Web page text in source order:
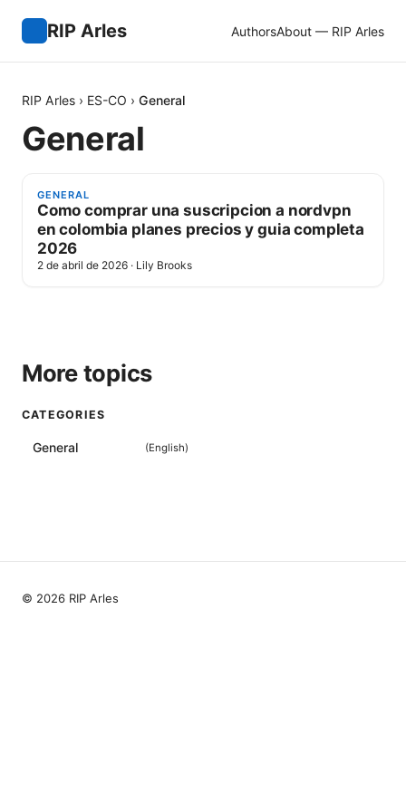
RIP Arles AuthorsAbout — RIP Arles
RIP Arles › ES-CO › General
General
GENERAL
Como comprar una suscripcion a nordvpn
en colombia planes precios y guia completa
2026
2 de abril de 2026 · Lily Brooks
More topics
CATEGORIES
General (English)
© 2026 RIP Arles